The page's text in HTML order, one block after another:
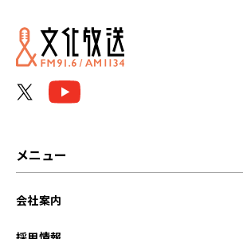
メニュー
会社案内